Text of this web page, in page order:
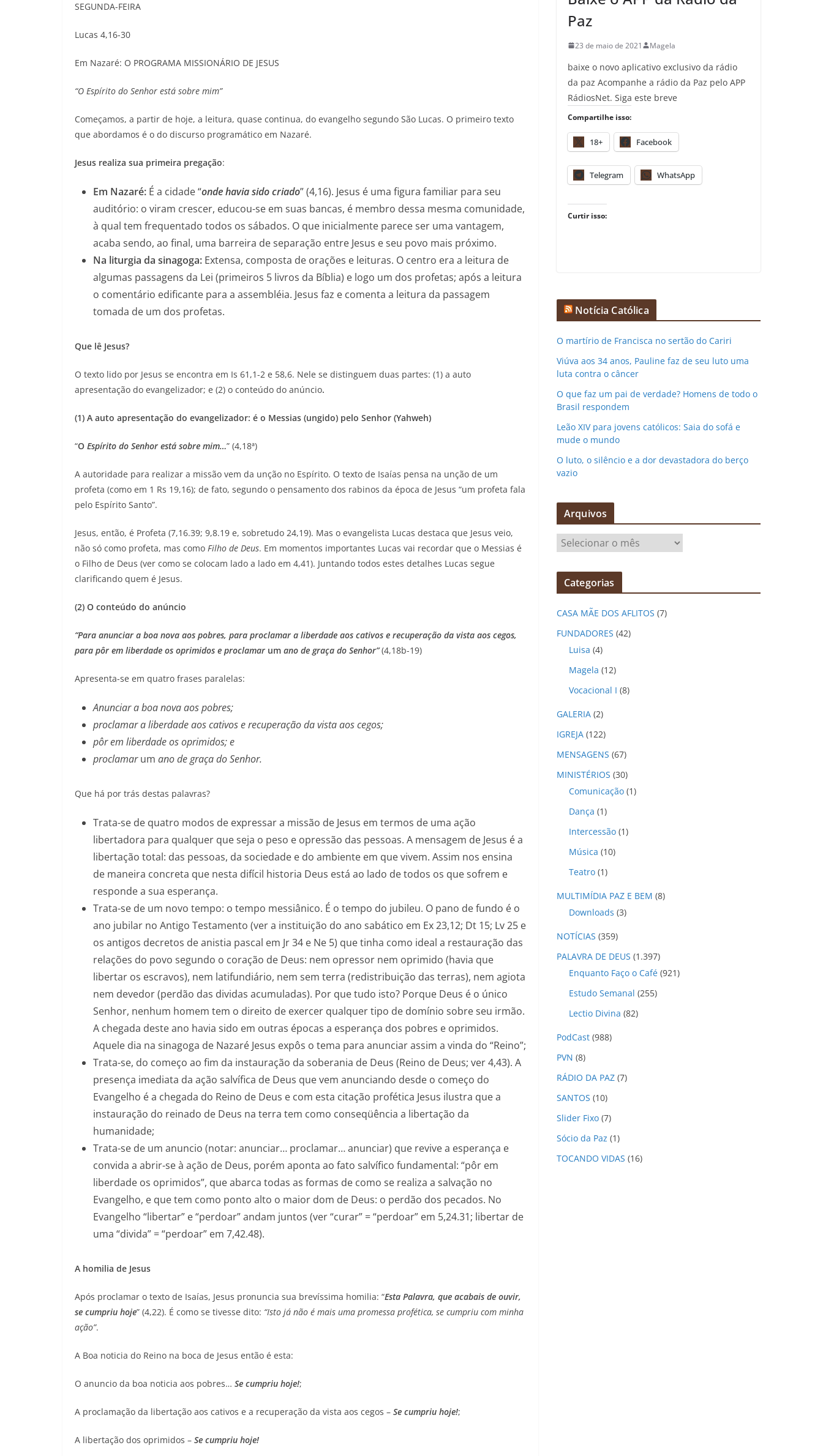
SEGUNDA-FEIRA
Lucas 4,16-30
Em Nazaré: O PROGRAMA MISSIONÁRIO DE JESUS
“O Espírito do Senhor está sobre mim”
Começamos, a partir de hoje, a leitura, quase continua, do evangelho segundo São Lucas. O primeiro texto
que abordamos é o do discurso programático em Nazaré.
Jesus realiza sua primeira pregação:
Em Nazaré: É a cidade “onde havia sido criado” (4,16). Jesus é uma figura familiar para seu
auditório: o viram crescer, educou-se em suas bancas, é membro dessa mesma comunidade,
à qual tem frequentado todos os sábados. O que inicialmente parece ser uma vantagem,
acaba sendo, ao final, uma barreira de separação entre Jesus e seu povo mais próximo.
Na liturgia da sinagoga: Extensa, composta de orações e leituras. O centro era a leitura de
algumas passagens da Lei (primeiros 5 livros da Bíblia) e logo um dos profetas; após a leitura
o comentário edificante para a assembléia. Jesus faz e comenta a leitura da passagem
tomada de um dos profetas.
Que lê Jesus?
O texto lido por Jesus se encontra em Is 61,1-2 e 58,6. Nele se distinguem duas partes: (1) a auto
apresentação do evangelizador; e (2) o conteúdo do anúncio.
(1) A auto apresentação do evangelizador: é o Messias (ungido) pelo Senhor (Yahweh)
“O Espírito do Senhor está sobre mim…” (4,18ª)
A autoridade para realizar a missão vem da unção no Espírito. O texto de Isaías pensa na unção de um
profeta (como em 1 Rs 19,16); de fato, segundo o pensamento dos rabinos da época de Jesus “um profeta fala
pelo Espírito Santo”.
Jesus, então, é Profeta (7,16.39; 9,8.19 e, sobretudo 24,19). Mas o evangelista Lucas destaca que Jesus veio,
não só como profeta, mas como Filho de Deus. Em momentos importantes Lucas vai recordar que o Messias é
o Filho de Deus (ver como se colocam lado a lado em 4,41). Juntando todos estes detalhes Lucas segue
clarificando quem é Jesus.
(2) O conteúdo do anúncio
“Para anunciar a boa nova aos pobres, para proclamar a liberdade aos cativos e recuperação da vista aos cegos,
para pôr em liberdade os oprimidos e proclamar um ano de graça do Senhor”(4,18b-19)
Apresenta-se em quatro frases paralelas:
Anunciar a boa nova aos pobres;
proclamar a liberdade aos cativos e recuperação da vista aos cegos;
pôr em liberdade os oprimidos; e
proclamarum ano de graça do Senhor.
Que há por trás destas palavras?
Trata-se de quatro modos de expressar a missão de Jesus em termos de uma ação
libertadora para qualquer que seja o peso e opressão das pessoas. A mensagem de Jesus é a
libertação total: das pessoas, da sociedade e do ambiente em que vivem. Assim nos ensina
de maneira concreta que nesta difícil historia Deus está ao lado de todos os que sofrem e
responde a sua esperança.
Trata-se de um novo tempo: o tempo messiânico. É o tempo do jubileu. O pano de fundo é o
ano jubilar no Antigo Testamento (ver a instituição do ano sabático em Ex 23,12; Dt 15; Lv 25 e
os antigos decretos de anistia pascal em Jr 34 e Ne 5) que tinha como ideal a restauração das
relações do povo segundo o coração de Deus: nem opressor nem oprimido (havia que
libertar os escravos), nem latifundiário, nem sem terra (redistribuição das terras), nem agiota
nem devedor (perdão das dividas acumuladas). Por que tudo isto? Porque Deus é o único
Senhor, nenhum homem tem o direito de exercer qualquer tipo de domínio sobre seu irmão.
A chegada deste ano havia sido em outras épocas a esperança dos pobres e oprimidos.
Aquele dia na sinagoga de Nazaré Jesus expôs o tema para anunciar assim a vinda do “Reino”;
Trata-se, do começo ao fim da instauração da soberania de Deus (Reino de Deus; ver 4,43). A
presença imediata da ação salvífica de Deus que vem anunciando desde o começo do
Evangelho é a chegada do Reino de Deus e com esta citação profética Jesus ilustra que a
instauração do reinado de Deus na terra tem como conseqüência a libertação da
humanidade;
Trata-se de um anuncio (notar: anunciar… proclamar… anunciar) que revive a esperança e
convida a abrir-se à ação de Deus, porém aponta ao fato salvífico fundamental: “pôr em
liberdade os oprimidos”, que abarca todas as formas de como se realiza a salvação no
Evangelho, e que tem como ponto alto o maior dom de Deus: o perdão dos pecados. No
Evangelho “libertar” e “perdoar” andam juntos (ver “curar” = “perdoar” em 5,24.31; libertar de
uma “divida” = “perdoar” em 7,42.48).
A homilia de Jesus
Após proclamar o texto de Isaías, Jesus pronuncia sua brevíssima homilia: “Esta Palavra, que acabais de ouvir,
se cumpriu hoje” (4,22). É como se tivesse dito: “Isto já não é mais uma promessa profética, se cumpriu com minha
ação”.
A Boa noticia do Reino na boca de Jesus então é esta:
O anuncio da boa noticia aos pobres… Se cumpriu hoje!;
A proclamação da libertação aos cativos e a recuperação da vista aos cegos – Se cumpriu hoje!;
A libertação dos oprimidos – Se cumpriu hoje!
Paz
23 de maio de 2021 Magela
baixe o novo aplicativo exclusivo da rádio
da paz Acompanhe a rádio da Paz pelo APP
RádiosNet. Siga este breve
Compartilhe isso:
18+ Facebook
Telegram WhatsApp
Curtir isso:
Notícia Católica
O martírio de Francisca no sertão do Cariri
Viúva aos 34 anos, Pauline faz de seu luto uma
luta contra o câncer
O que faz um pai de verdade? Homens de todo o
Brasil respondem
Leão XIV para jovens católicos: Saia do sofá e
mude o mundo
O luto, o silêncio e a dor devastadora do berço
vazio
Arquivos
r
q
v
o
Categorias
CASA MÃE DOS AFLITOS (7)
FUNDADORES (42)
Luisa (4)
Magela (12)
Vocacional I (8)
GALERIA (2)
IGREJA (122)
MENSAGENS (67)
MINISTÉRIOS (30)
Comunicação (1)
Dança (1)
Intercessão (1)
Música (10)
Teatro (1)
MULTIMÍDIA PAZ E BEM (8)
Downloads (3)
NOTÍCIAS (359)
PALAVRA DE DEUS (1.397)
Enquanto Faço o Café (921)
Estudo Semanal (255)
Lectio Divina (82)
PodCast (988)
PVN (8)
RÁDIO DA PAZ (7)
SANTOS (10)
Slider Fixo (7)
Sócio da Paz (1)
TOCANDO VIDAS (16)